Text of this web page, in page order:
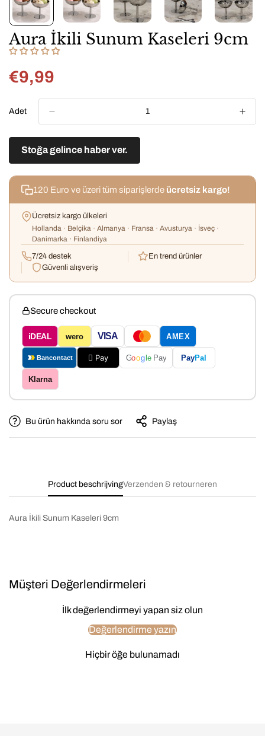
Aura İkili Sunum Kaseleri 9cm
Normal
€9,99
Adet
Stoğa gelince haber ver.
120 Euro ve üzeri tüm siparişlerde ücretsiz kargo!
Ücretsiz kargo ülkeleri
Hollanda · Belçika · Almanya · Fransa · Avusturya · İsveç ·
Danimarka · Finlandiya
7/24 destek
En trend ürünler
Güvenli alışveriş
Secure checkout
iDEAL wero VISA AMEX
Bancontact  Pay Goog le Pay PayPal
Klarna
Bu ürün hakkında soru sor Paylaş
Product beschrijvingVerzenden & retourneren
Aura İkili Sunum Kaseleri 9cm
Müşteri Değerlendirmeleri
İlk değerlendirmeyi yapan siz olun
Değerlendirme yazın
Hiçbir öğe bulunamadı